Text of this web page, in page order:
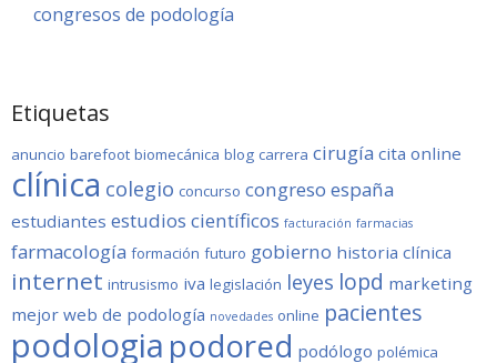
congresos de podología
Etiquetas
anuncio barefoot biomecánica blog carrera cirugía cita online
clínica colegio concurso congreso españa
estudiantes estudios científicos facturación farmacias
farmacología formación futuro gobierno historia clínica
internet intrusismo iva legislación leyes lopd marketing
mejor web de podología novedades online pacientes
podologia podored podólogo polémica